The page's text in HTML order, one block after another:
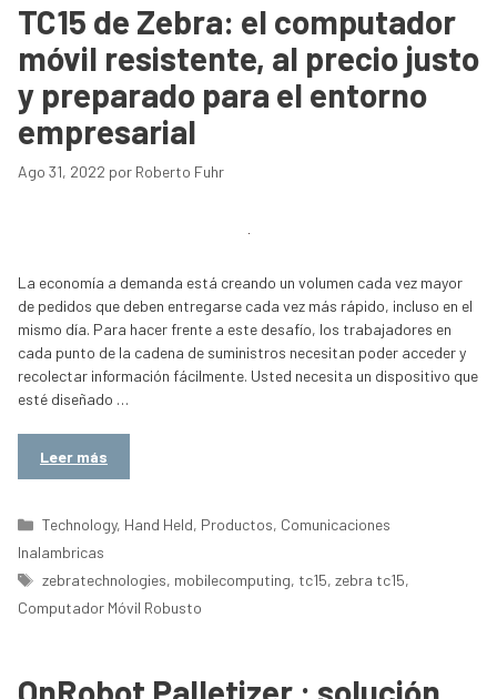
TC15 de Zebra: el computador
móvil resistente, al precio justo
y preparado para el entorno
empresarial
Ago 31, 2022 por Roberto Fuhr
La economía a demanda está creando un volumen cada vez mayor
de pedidos que deben entregarse cada vez más rápido, incluso en el
mismo día. Para hacer frente a este desafío, los trabajadores en
cada punto de la cadena de suministros necesitan poder acceder y
recolectar información fácilmente. Usted necesita un dispositivo que
esté diseñado …
Leer más
Categorías
Technology, Hand Held, Productos, Comunicaciones
Inalambricas
Etiquetas
zebratechnologies, mobilecomputing, tc15,zebra tc15,
Computador Móvil Robusto